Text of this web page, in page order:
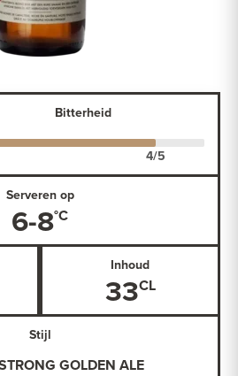
Bitterheid
Serveren op
6-8
Inhoud
33
Stijl
GOLDEN ALE